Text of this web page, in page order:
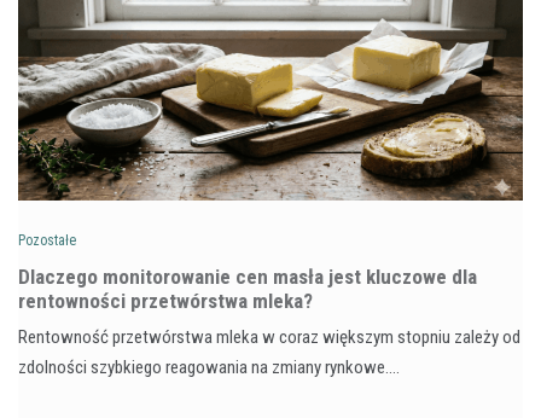
Pozostałe
Dlaczego monitorowanie cen masła jest kluczowe dla
rentowności przetwórstwa mleka?
Rentowność przetwórstwa mleka w coraz większym stopniu zależy od
zdolności szybkiego reagowania na zmiany rynkowe.…